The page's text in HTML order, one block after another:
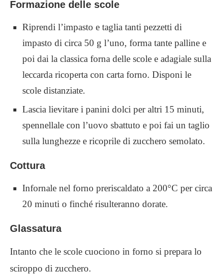
Formazione delle scole
Riprendi l’impasto e taglia tanti pezzetti di
impasto di circa 50 g l’uno, forma tante palline e
poi dai la classica forna delle scole e adagiale sulla
leccarda ricoperta con carta forno. Disponi le
scole distanziate.
Lascia lievitare i panini dolci per altri 15 minuti,
spennellale con l’uovo sbattuto e poi fai un taglio
sulla lunghezze e ricoprile di zucchero semolato.
Cottura
Infornale nel forno preriscaldato a 200°C per circa
20 minuti o finché risulteranno dorate.
Glassatura
Intanto che le scole cuociono in forno si prepara lo
sciroppo di zucchero.